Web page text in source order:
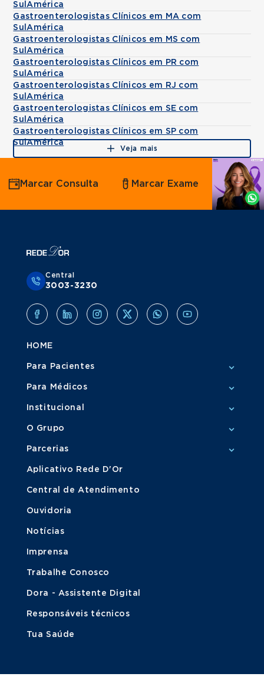
SulAmérica
Gastroenterologistas Clínicos em MA com
SulAmérica
Gastroenterologistas Clínicos em MS com
SulAmérica
Gastroenterologistas Clínicos em PR com
SulAmérica
Gastroenterologistas Clínicos em RJ com
SulAmérica
Gastroenterologistas Clínicos em SE com
SulAmérica
Gastroenterologistas Clínicos em SP com
SulAmérica
Veja mais
Agende
por
Whatsapp
Marcar Consulta Marcar Exame
Central
3003-3230
HOME
Para Pacientes
Para Médicos
Institucional
O Grupo
Parcerias
Aplicativo Rede D'Or
Central de Atendimento
Ouvidoria
Notícias
Imprensa
Trabalhe Conosco
Dora - Assistente Digital
Responsáveis técnicos
Tua Saúde